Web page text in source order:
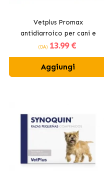
Vetplus Promax
antidiarroico per cani e
gatti
(DA) 13.99 €
Aggiungi